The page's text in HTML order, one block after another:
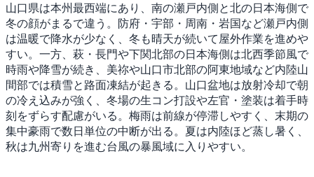
山口県は本州最西端にあり、南の瀬戸内側と北の日本海側で
冬の顔がまるで違う。防府・宇部・周南・岩国など瀬戸内側
は温暖で降水が少なく、冬も晴天が続いて屋外作業を進めや
すい。一方、萩・長門や下関北部の日本海側は北西季節風で
時雨や降雪が続き、美祢や山口市北部の阿東地域など内陸山
間部では積雪と路面凍結が起きる。山口盆地は放射冷却で朝
の冷え込みが強く、冬場の生コン打設や左官・塗装は着手時
刻をずらす配慮がいる。梅雨は前線が停滞しやすく、末期の
集中豪雨で数日単位の中断が出る。夏は内陸ほど蒸し暑く、
秋は九州寄りを進む台風の暴風域に入りやすい。